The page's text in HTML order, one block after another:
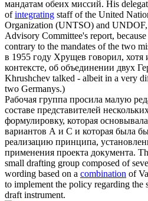
мандатам обеих миссий. His
ofintegrating staff of the United
Organization (UNTSO) and UNDOF,
Advisory Committee's report,
contrary to the mandates of the two
в 1955 году Хрущев говорил,
контексте, об объединении двух
Khrushchev talked - albeit in a very
two Germanys.)
Рабочая группа просила малую
составе представителей
формулировку, которая
вариантов А и С и которая была
реализацию принципа,
применения проекта документа.
small drafting group composed of
wording based on a combination of
to implement the policy regarding the
draft instrument.